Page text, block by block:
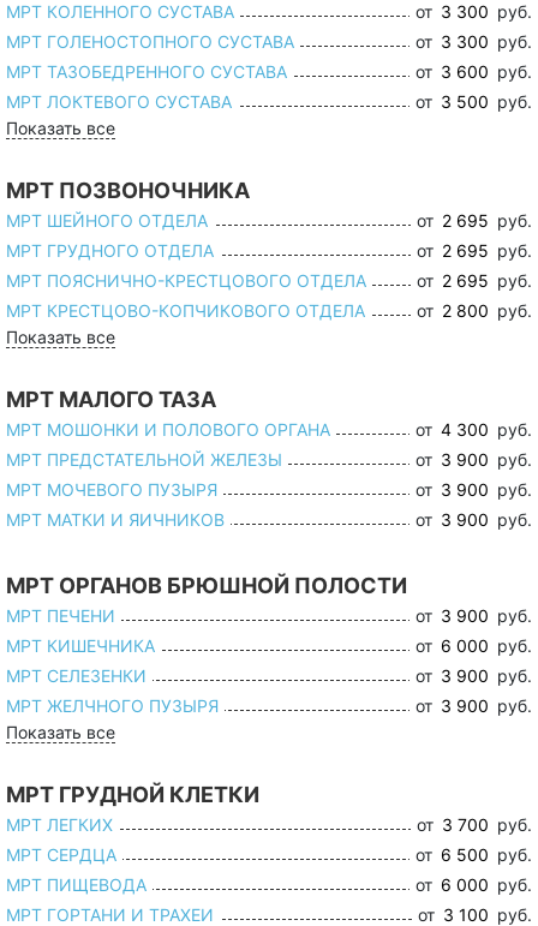
МРТ КОЛЕННОГО СУСТАВА от 3 300 руб.
МРТ ГОЛЕНОСТОПНОГО СУСТАВА
от 3 300 руб.
МРТ ТАЗОБЕДРЕННОГО СУСТАВА
от 3 600 руб.
МРТ ЛОКТЕВОГО СУСТАВА
от 3 500 руб.
Показать все
МРТ ПОЗВОНОЧНИКА
МРТ ШЕЙНОГО ОТДЕЛА от 2 695 руб.
МРТ ГРУДНОГО ОТДЕЛА
от 2 695 руб.
МРТ ПОЯСНИЧНО-КРЕСТЦОВОГО ОТДЕЛА
от 2 695 руб.
МРТ КРЕСТЦОВО-КОПЧИКОВОГО ОТДЕЛА
от 2 800 руб.
Показать все
МРТ МАЛОГО ТАЗА
МРТ МОШОНКИ И ПОЛОВОГО ОРГАНА от 4 300 руб.
МРТ ПРЕДСТАТЕЛЬНОЙ ЖЕЛЕЗЫ
от 3 900 руб.
МРТ МОЧЕВОГО ПУЗЫРЯ
от 3 900 руб.
МРТ МАТКИ И ЯИЧНИКОВ
от 3 900 руб.
МРТ ОРГАНОВ БРЮШНОЙ ПОЛОСТИ
МРТ ПЕЧЕНИ от 3 900 руб.
МРТ КИШЕЧНИКА
от 6 000 руб.
МРТ СЕЛЕЗЕНКИ
от 3 900 руб.
МРТ ЖЕЛЧНОГО ПУЗЫРЯ
от 3 900 руб.
Показать все
МРТ ГРУДНОЙ КЛЕТКИ
МРТ ЛЕГКИХ от 3 700 руб.
МРТ СЕРДЦА
от 6 500 руб.
МРТ ПИЩЕВОДА
от 6 000 руб.
МРТ ГОРТАНИ И ТРАХЕИ
от 3 100 руб.